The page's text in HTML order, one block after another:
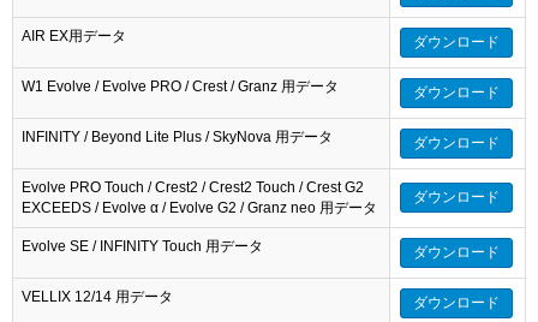
AIR EX用データ ダウンロード
W1 Evolve / Evolve PRO / Crest / Granz 用データ ダウンロード
INFINITY / Beyond Lite Plus / SkyNova 用データ ダウンロード
Evolve PRO Touch / Crest2 / Crest2 Touch / Crest G2
EXCEEDS / Evolve α / Evolve G2 / Granz neo 用データ
ダウンロード
Evolve SE / INFINITY Touch 用データ ダウンロード
VELLIX 12/14 用データ ダウンロード